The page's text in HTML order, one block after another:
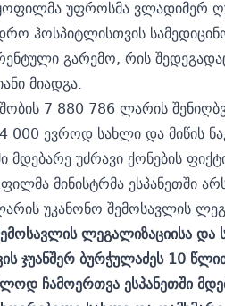
უფროსმა ვლადიმერ
ჰოსპიტლისთვის
გარემო, რის
მიადგა.
7 880 786 ლარის
ევროდ სახლი და მიწის
უძრავი ქონების
მინისტრმა ესპანეთში
უკანონო შემოსავლის
ლეგალიზაციისა და
ჯუანშერ ბურჭულაძეს10
ჩამოერთვა ესპანეთში